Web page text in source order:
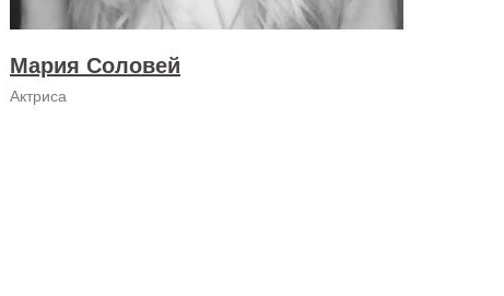
Мария Соловей
Актриса